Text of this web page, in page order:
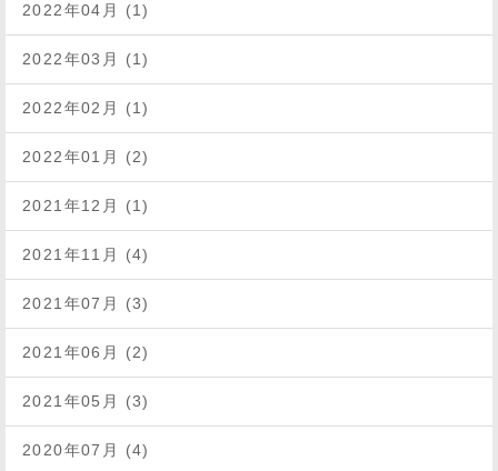
2022年04月 (1)
2022年03月 (1)
2022年02月 (1)
2022年01月 (2)
2021年12月 (1)
2021年11月 (4)
2021年07月 (3)
2021年06月 (2)
2021年05月 (3)
2020年07月 (4)